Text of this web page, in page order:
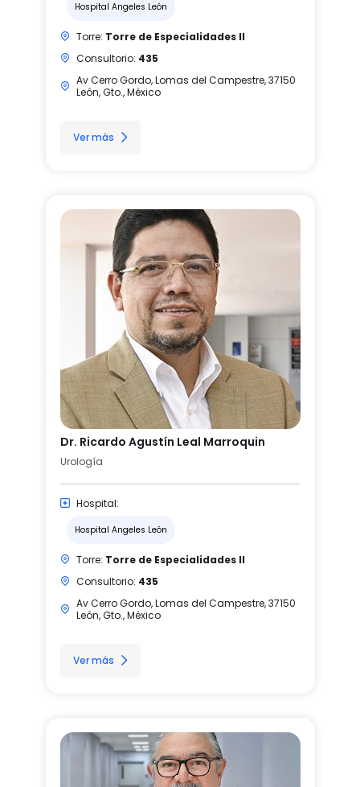
Hospital Angeles León
Torre: Torre de Especialidades II
Consultorio: 435
Av Cerro Gordo, Lomas del Campestre, 37150
León, Gto., México
Ver más
Dr. Ricardo Agustín Leal Marroquin
Urología
Hospital:
Hospital Angeles León
Torre: Torre de Especialidades II
Consultorio: 435
Av Cerro Gordo, Lomas del Campestre, 37150
León, Gto., México
Ver más